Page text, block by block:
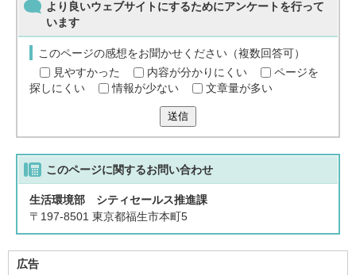
より良いウェブサイトにするためにアンケートを行って
います
このページの感想をお聞かせください（複数回答可）
見やすかった
内容が分かりにくい
ページを
探しにくい
情報が少ない 文章量が多い
送信
このページに関するお問い合わせ
生活環境部 シティセールス推進課
〒197-8501 東京都福生市本町5
広告